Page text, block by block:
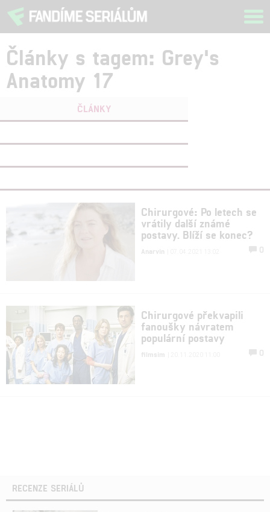
Články s tagem: Grey's
Anatomy 17
ČLÁNKY
Chirurgové: Po letech se
vrátily další známé
postavy. Blíží se konec?
Anarvin 0
Chirurgové překvapili
fanoušky návratem
populární postavy
filmsim 0
RECENZE SERIÁLŮ